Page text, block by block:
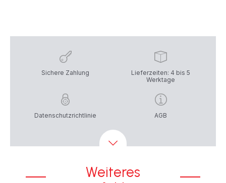
Sichere Zahlung
Lieferzeiten: 4 bis 5
Werktage
Datenschutzrichtlinie AGB
Weiteres